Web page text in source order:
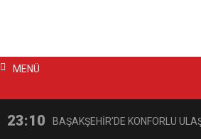
MENÜ
23:10 BAŞAKŞEHİR’DE KONFORLU